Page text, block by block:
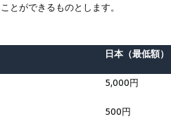
とができるものとします。
日本（最低額）
5,000円
500円